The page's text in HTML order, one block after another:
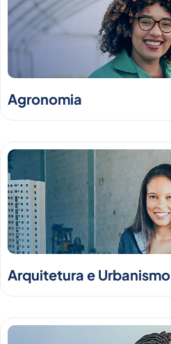
Agronomia
Arquitetura e Urbanismo